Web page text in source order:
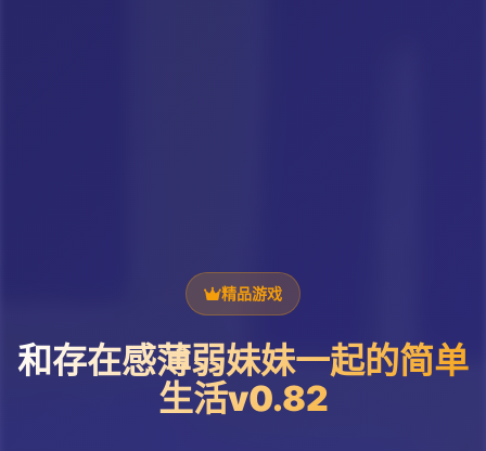
精品游戏
和存在感薄弱妹妹一起的简单
生活v0.82